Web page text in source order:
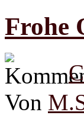
Frohe
Von